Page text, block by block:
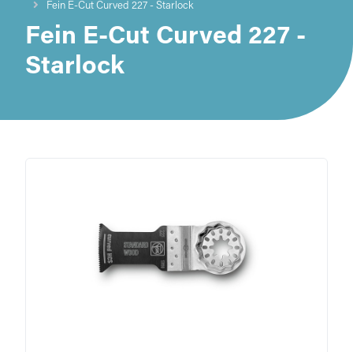
Fein E-Cut Curved 227 - Starlock
Fein E-Cut Curved 227 -
Starlock